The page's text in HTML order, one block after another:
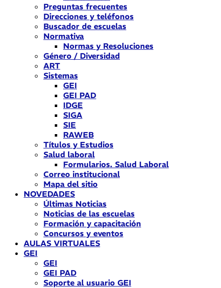
Preguntas frecuentes
Direcciones y teléfonos
Buscador de escuelas
Normativa
Normas y Resoluciones
Género / Diversidad
ART
Sistemas
GEI
GEI PAD
IDGE
SIGA
SIE
RAWEB
Títulos y Estudios
Salud laboral
Formularios. Salud Laboral
Correo institucional
Mapa del sitio
NOVEDADES
Últimas Noticias
Noticias de las escuelas
Formación y capacitación
Concursos y eventos
AULAS VIRTUALES
GEI
GEI
GEI PAD
Soporte al usuario GEI